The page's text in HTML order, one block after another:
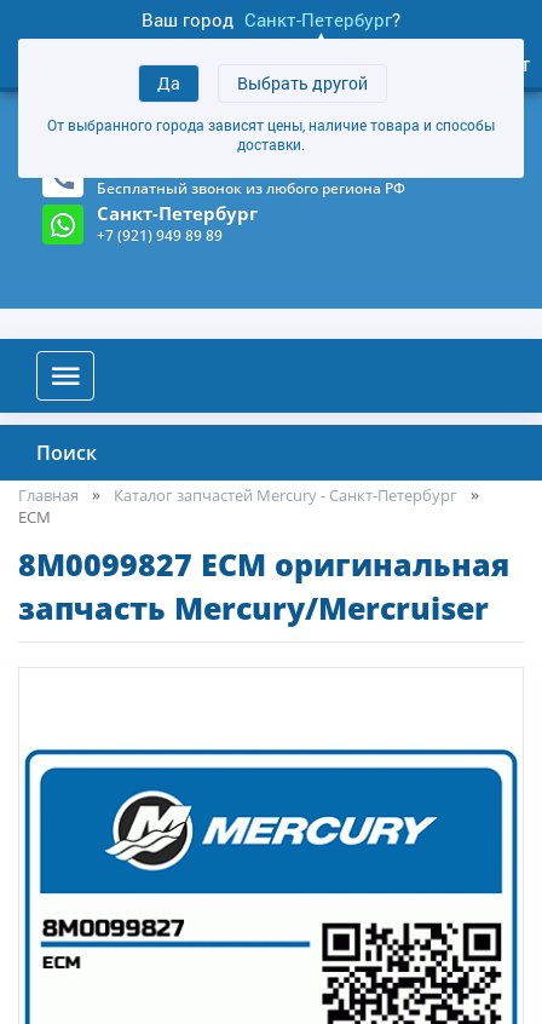
Ваш город Санкт-Петербург?
Да Выбрать другой
От выбранного города зависят цены, наличие товара и способы
доставки.
товаров
Личный кабинет
+7 (921) 949 89 89
Магазин и склад в Санкт-Петербурге (Карта)
Бесплатный звонок из любого региона РФ
Санкт-Петербург
+7 (921) 949 89 89
Поиск
Главная
Каталог запчастей Mercury - Санкт-Петербург
ECM
8M0099827 ECM оригинальная
запчасть Mercury/Mercruiser